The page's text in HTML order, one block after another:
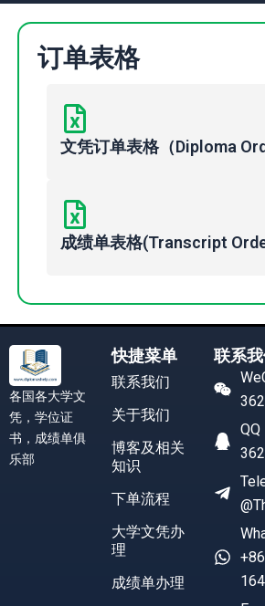
订单表格
文凭订单表格（Diploma
成绩单表格(Transcript
各国各大学文
凭，学位证
书，成绩单俱
乐部
快捷菜单
联系我们
关于我们
博客及相关
知识
下单流程
大学文凭办
理
成绩单办理
联系
QQ